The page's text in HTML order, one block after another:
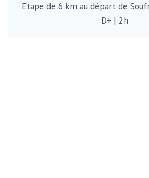
Etape de 6 km au départ de
D+ | 2h